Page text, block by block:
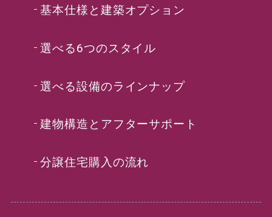
基本仕様と建築オプション
選べる6つのスタイル
選べる設備のラインナップ
建物構造とアフターサポート
分譲住宅購入の流れ